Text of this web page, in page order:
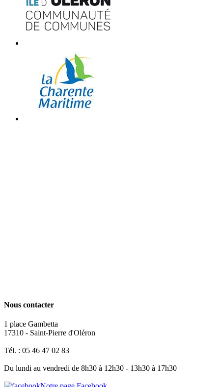
Nous contacter
1 place Gambetta
17310 - Saint-Pierre d'Oléron
Tél. : 05 46 47 02 83
Du lundi au vendredi de 8h30 à 12h30 - 13h30 à 17h30